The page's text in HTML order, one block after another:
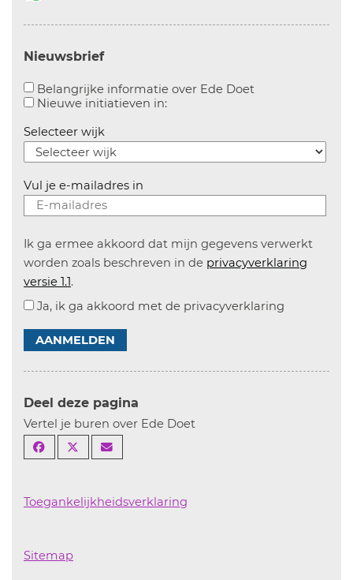
Nieuwsbrief
Belangrijke informatie over Ede Doet
Nieuwe initiatieven in:Aanvinken om informatie over
Selecteer wijk
Vul je e-mailadres in
Ik ga ermee akkoord dat mijn gegevens verwerkt
worden zoals beschreven in de privacyverklaring
versie 1.1.
Ja, ik ga akkoord met de privacyverklaring
AANMELDEN
Deel deze pagina
Vertel je buren over Ede Doet
Toegankelijkheidsverklaring
Sitemap